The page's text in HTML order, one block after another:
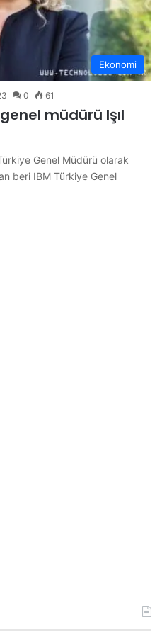
Ekonomi
0 61
müdürü Işıl
Türkiye Genel Müdürü olarak
beri IBM Türkiye Genel